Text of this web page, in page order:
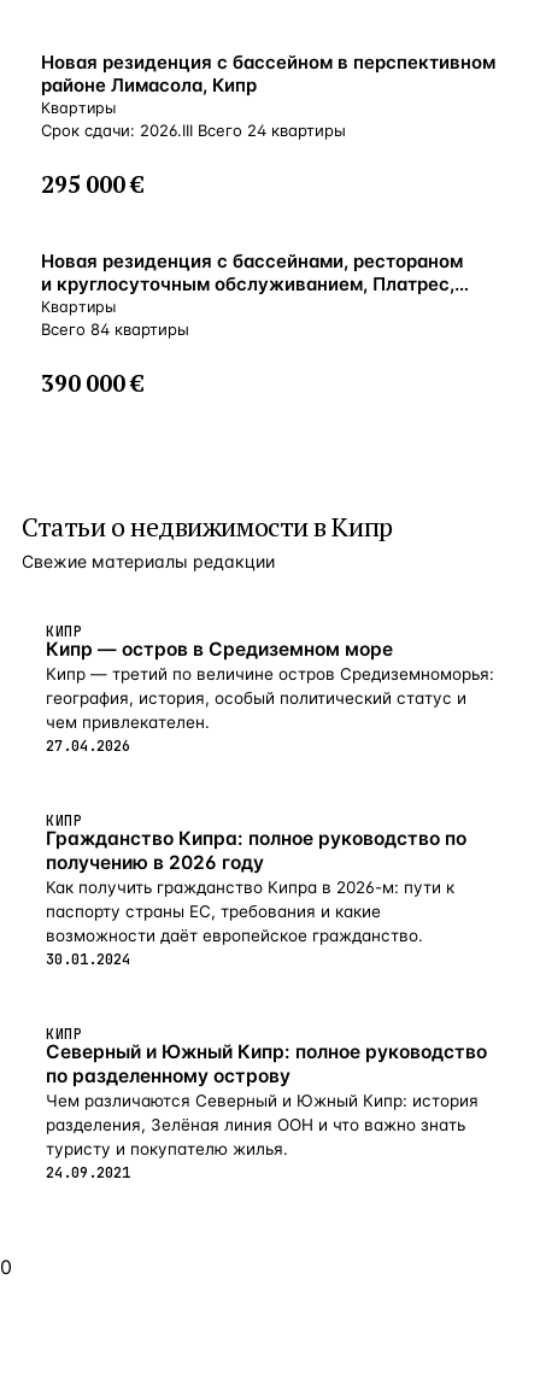
ВНЖ
Новая резиденция с бассейном в перспективном
районе Лимасола, Кипр
Квартиры
Срок сдачи: 2026.III Всего 24 квартиры
295 000 €
ВНЖ
Новая резиденция с бассейнами, рестораном
и круглосуточным обслуживанием, Платрес,
Кипр
Квартиры
Всего 84 квартиры
390 000 €
Статьи онедвижимости в Кипр
Свежие материалы редакции
КИПР
Кипр — остров в Средиземном море
Кипр — третий по величине остров Средиземноморья:
география, история, особый политический статус и
чем привлекателен.
27.04.2026
КИПР
Гражданство Кипра: полное руководство по
получению в 2026 году
Как получить гражданство Кипра в 2026-м: пути к
паспорту страны ЕС, требования и какие
возможности даёт европейское гражданство.
30.01.2024
КИПР
Северный и Южный Кипр: полное руководство
по разделенному острову
Чем различаются Северный и Южный Кипр: история
разделения, Зелёная линия ООН и что важно знать
туристу и покупателю жилья.
24.09.2021
0